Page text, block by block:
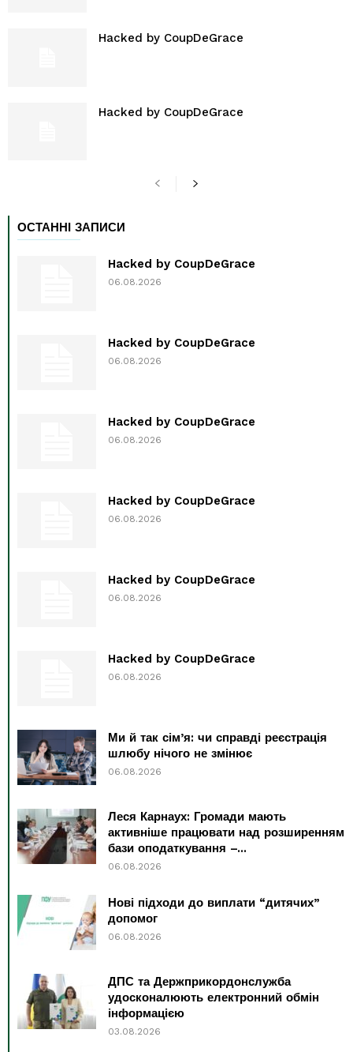
Hacked by CoupDeGrace
Hacked by CoupDeGrace
ОСТАННІ ЗАПИСИ
Hacked by CoupDeGrace
06.08.2026
Hacked by CoupDeGrace
06.08.2026
Hacked by CoupDeGrace
06.08.2026
Hacked by CoupDeGrace
06.08.2026
Hacked by CoupDeGrace
06.08.2026
Hacked by CoupDeGrace
06.08.2026
Ми й так сім’я: чи справді реєстрація
шлюбу нічого не змінює
06.08.2026
Леся Карнаух: Громади мають
активніше працювати над розширенням
бази оподаткування –...
06.08.2026
Нові підходи до виплати “дитячих”
допомог
06.08.2026
ДПС та Держприкордонслужба
удосконалюють електронний обмін
інформацією
03.08.2026